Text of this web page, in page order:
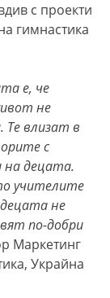
с проекти
гимнастика
е, че
не
влизат в
с
на децата.
учителите
не
по-добри
Маркетинг
Украйна